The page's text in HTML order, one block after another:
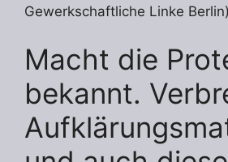
Gewerkschaftliche Linke Berlin)
Macht die
bekannt.